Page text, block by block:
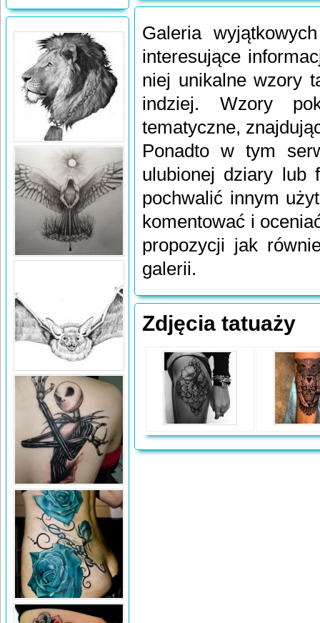
Galeria
interesujące
niej unikalne wzory
indziej. Wzory
tematyczne,
Ponadto w tym
ulubionej dziary lub
pochwalić innym
komentować i
propozycji jak
galerii.
Zdjęcia tatuaży